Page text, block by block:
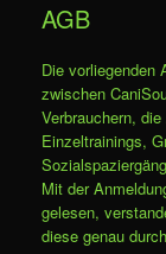
AGB
Die vorliegenden
zwischen
Verbrauchern,
Einzeltrainings,
Mit der
gelesen,
diese genau